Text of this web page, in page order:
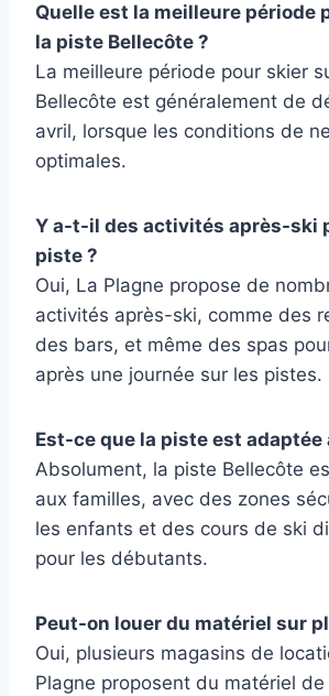
Quelle est la meilleure période
la piste Bellecôte ?
La meilleure période pour skier
Bellecôte est généralement de
avril, lorsque les conditions de
optimales.
Y a-t-il des activités après-ski
piste ?
Oui, La Plagne propose de
activités après-ski, comme des
des bars, et même des spas
après une journée sur les pistes.
Est-ce que la piste est adaptée
Absolument, la piste Bellecôte
aux familles, avec des zones
les enfants et des cours de ski
pour les débutants.
Peut-on louer du matériel sur
Oui, plusieurs magasins de
Plagne proposent du matériel